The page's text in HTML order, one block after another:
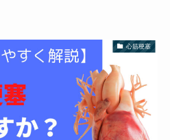
心筋梗塞